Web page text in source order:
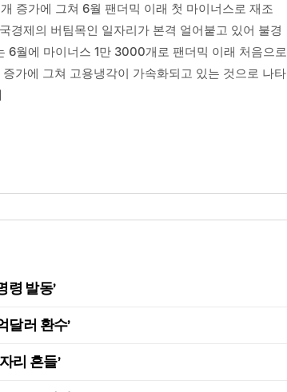
증가에 그쳐 6월 팬더믹 이래 첫 마이너스로 재조
경제의 버팀목인 일자리가 본격 얼어붙고 있어 불경
6월에 마이너스 1만 3000개로 팬더믹 이래 처음으로
가에 그쳐 고용냉각이 가속화되고 있는 것으로 나타
령 발동’
달러 환수’
리 흔들’